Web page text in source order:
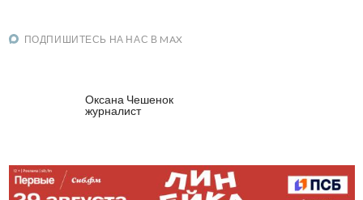
ПОДПИШИТЕСЬ НА НАС В MAX
Оксана Чешенок
журналист